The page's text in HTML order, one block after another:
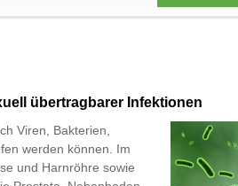
übertragbarer Infektionen
Viren, Bakterien,
werden können. Im
und Harnröhre sowie